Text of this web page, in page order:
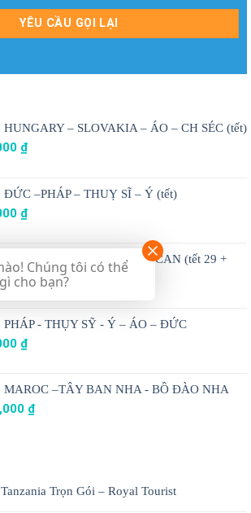
HUNGARY – SLOVAKIA – ÁO – CH SÉC (tết)
₫
ĐỨC –PHÁP – THUỴ SĨ – Ý (tết)
₫
PHÁP - THỤY SỸ - Ý – VATICAN (tết 29 +
PHÁP - THỤY SỸ - Ý – ÁO – ĐỨC
₫
MAROC –TÂY BAN NHA - BỒ ĐÀO NHA
₫
Trọn Gói – Royal Tourist
Chúng tôi có thể
cho bạn?